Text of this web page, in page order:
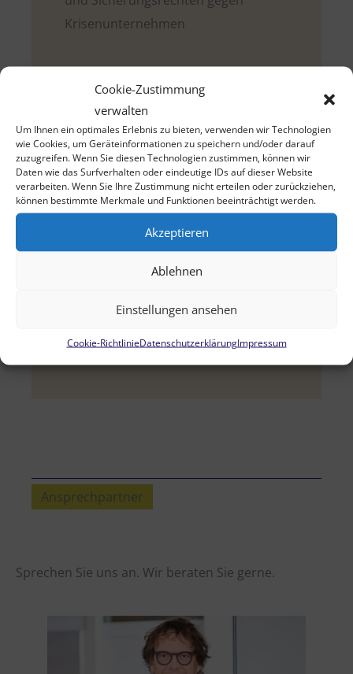
Cookie-Zustimmung
verwalten
Um Ihnen ein optimales Erlebnis zu bieten, verwenden wir Technologien
wie Cookies, um Geräteinformationen zu speichern und/oder darauf
zuzugreifen. Wenn Sie diesen Technologien zustimmen, können wir
Daten wie das Surfverhalten oder eindeutige IDs auf dieser Website
verarbeiten. Wenn Sie Ihre Zustimmung nicht erteilen oder zurückziehen,
können bestimmte Merkmale und Funktionen beeinträchtigt werden.
Akzeptieren
Ablehnen
Einstellungen ansehen
Cookie-RichtlinieDatenschutzerklärungImpressum
Krisenunternehmen
Unser Beratungsangebot richtet sich auch an
Verbraucher_innen und ehemalige
Unternehmer_innen. Wir helfen Ihnen aus dem
Schuldenkreislauf und begleiten Sie auf dem
Weg zu einem schuldenfreien Neuanfang.
Wir unterstützen Sie insbesondere:
bei der außergerichtlichen
Schuldenregulierung
der Insolvenzantragstellung
Ansprechpartner
Sprechen Sie uns an. Wir beraten Sie gerne.